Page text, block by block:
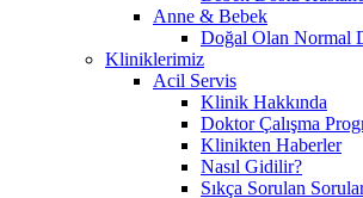
Anne & Bebek
Doğal Olan Normal
Kliniklerimiz
Acil Servis
Klinik Hakkında
Doktor Çalışma
Klinikten Haberler
Nasıl Gidilir?
Sıkça Sorulan